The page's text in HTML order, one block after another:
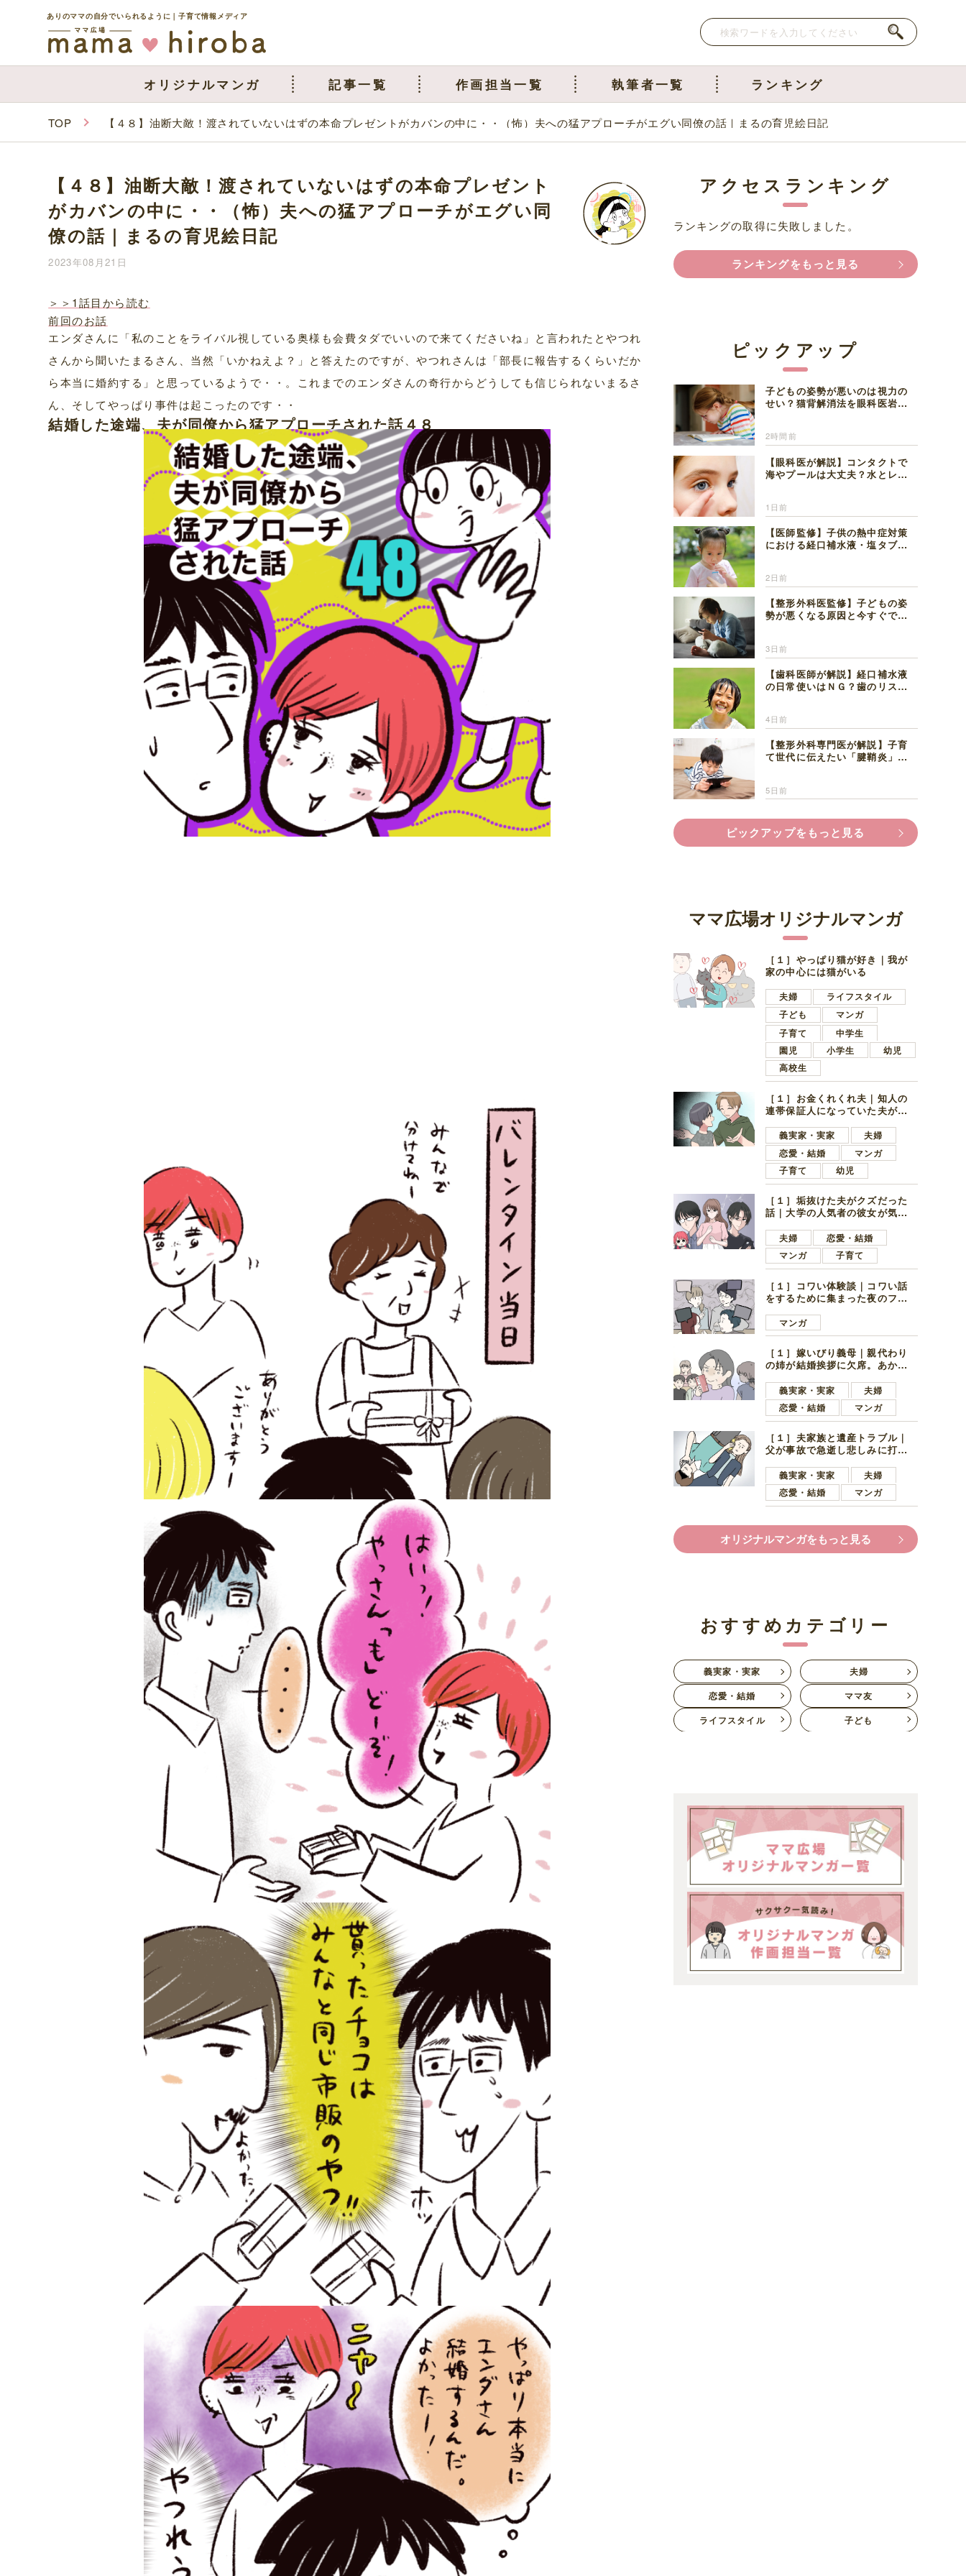
ありのママの自分でいられるように｜子育て情報メディア
オリジナルマンガ 記事一覧 作画担当一覧 執筆者一覧 ランキング
TOP 【４８】油断大敵！渡されていないはずの本命プレゼントがカバンの中に・・（怖）夫への猛アプローチがエグい同僚の話｜まるの育児絵日記
【４８】油断大敵！渡されていないはずの本命プレゼント
がカバンの中に・・（怖）夫への猛アプローチがエグい同
僚の話｜まるの育児絵日記
2023年08月21日
＞＞1話目から読む
前回のお話
エンダさんに「私のことをライバル視している奥様も会費タダでいいので来てくださいね」と言われたとやつれ
さんから聞いたまるさん、当然「いかねえよ？」と答えたのですが、やつれさんは「部長に報告するくらいだか
ら本当に婚約する」と思っているようで・・。これまでのエンダさんの奇行からどうしても信じられないまるさ
ん、そしてやっぱり事件は起こったのです・・
結婚した途端、夫が同僚から猛アプローチされた話４８
アクセスランキング
ランキングの取得に失敗しました。
ランキングをもっと見る
ピックアップ
子どもの姿勢が悪いのは視力の
せい？猫背解消法を眼科医岩見
2時間前
【眼科医が解説】コンタクトで
海やプールは大丈夫？水とレン
1日前
【医師監修】子供の熱中症対策
における経口補水液・塩タブレ
2日前
【整形外科医監修】子どもの姿
勢が悪くなる原因と今すぐでき
3日前
【歯科医師が解説】経口補水液
の日常使いはＮＧ？歯のリスク
4日前
【整形外科専門医が解説】子育
て世代に伝えたい「腱鞘炎」の
5日前
ピックアップをもっと見る
ママ広場オリジナルマンガ
［１］やっぱり猫が好き｜我が
家の中心には猫がいる
夫婦
ライフスタイル
子ども
マンガ
子育て
中学生
園児
小学生
幼児
高校生
［１］お金くれくれ夫｜知人の
連帯保証人になっていた夫が家
言ってきた
義実家・実家
夫婦
恋愛・結婚
マンガ
子育て
幼児
［１］垢抜けた夫がクズだった
話｜大学の人気者の彼女が気に
子学生
夫婦
恋愛・結婚
マンガ
子育て
［１］コワい体験談｜コワい話
をするために集まった夜のファ
好きの男の子ママ
マンガ
［１］嫁いびり義母｜親代わり
の姉が結婚挨拶に欠席。あから
義実家・実家
夫婦
恋愛・結婚
マンガ
［１］夫家族と遺産トラブル｜
父が事故で急逝し悲しみに打ち
ます夫
義実家・実家
夫婦
恋愛・結婚
マンガ
オリジナルマンガをもっと見る
おすすめカテゴリー
義実家・実家
夫婦
恋愛・結婚
ママ友
ライフスタイル
子ども